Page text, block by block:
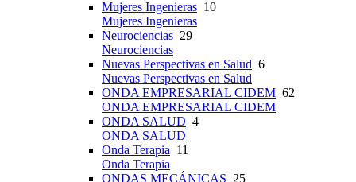
Mujeres Ingenieras 10
Mujeres Ingenieras
Neurociencias 29
Neurociencias
Nuevas Perspectivas en Salud 6
Nuevas Perspectivas en Salud
ONDA EMPRESARIAL CIDEM 62
ONDA EMPRESARIAL CIDEM
ONDA SALUD 4
ONDA SALUD
Onda Terapia 11
Onda Terapia
ONDAS MECÁNICAS 25